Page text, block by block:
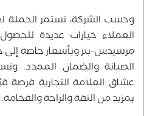
العملاء خيارات عديدة
مرسيدس-بنز وبأسعار خاصة
الصيانة والضمان الممدد.
عشاق العلامة التجارية
بمزيد من الثقة والراحة والفخامة.